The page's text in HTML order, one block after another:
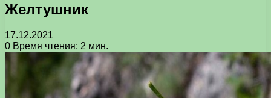
Желтушник
17.12.2021
0 Время чтения: 2 мин.